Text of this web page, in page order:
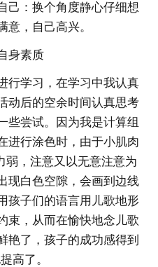
己：换个角度静心仔细想
意，自己高兴。
身素质
行学习，在学习中我认真
动后的空余时间认真思考
些尝试。因为我是计算组
进行涂色时，由于小肌肉
弱，注意又以无意注意为
现白色空隙，会画到边线
孩子们的语言用儿歌地形
束，从而在愉快地念儿歌
艳了，孩子的成功感得到
高了。